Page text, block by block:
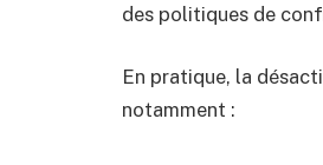
des politiques de
En pratique, la
notamment :